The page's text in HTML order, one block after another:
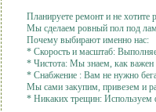
Планируете ремонт и не хотите
Мы сделаем ровный пол под
Почему выбирают именно нас:
* Скорость и масштаб:
* Чистота: Мы знаем, как важен
* Снабжение : Вам не нужно
Мы сами закупим, привезем и
* Никаких трещин: Используем